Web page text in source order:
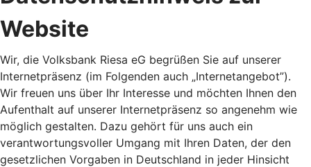
Website
Wir, die Volksbank Riesa eG begrüßen Sie auf unserer
Internetpräsenz (im Folgenden auch „Internetangebot”).
Wir freuen uns über Ihr Interesse und möchten Ihnen den
Aufenthalt auf unserer Internetpräsenz so angenehm wie
möglich gestalten. Dazu gehört für uns auch ein
verantwortungsvoller Umgang mit Ihren Daten, der den
gesetzlichen Vorgaben in Deutschland in jeder Hinsicht